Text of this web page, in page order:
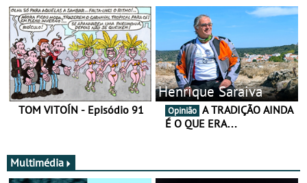
TOM VITOÍN - Episódio 91
Henrique Saraiva
Opinião
É O QUE ERA…
Multimédia